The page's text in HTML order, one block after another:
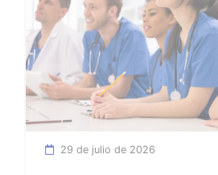
regula la profesión de las
enfermeras y enfermeros de
agradecido su labor y han
tranquilidad para la
está garantizada, tal y
propio Colegio de
autónoma, liderado por Rosa
29 de julio de 2026